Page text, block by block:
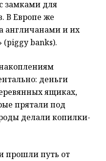
замками для
В Европе же
англичанами и их
banks).
деньги
ящиках,
прятали под
делали копилки-
прошли путь от